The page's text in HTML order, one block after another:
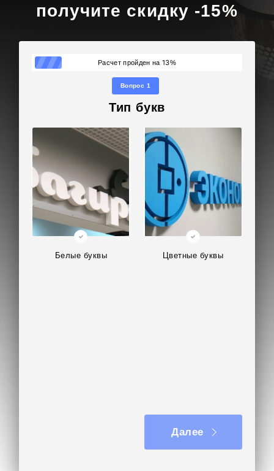
получите скидку -15%
Расчет пройден на 13%
Вопрос 1
Тип букв
Белые буквы Цветные буквы
Далее